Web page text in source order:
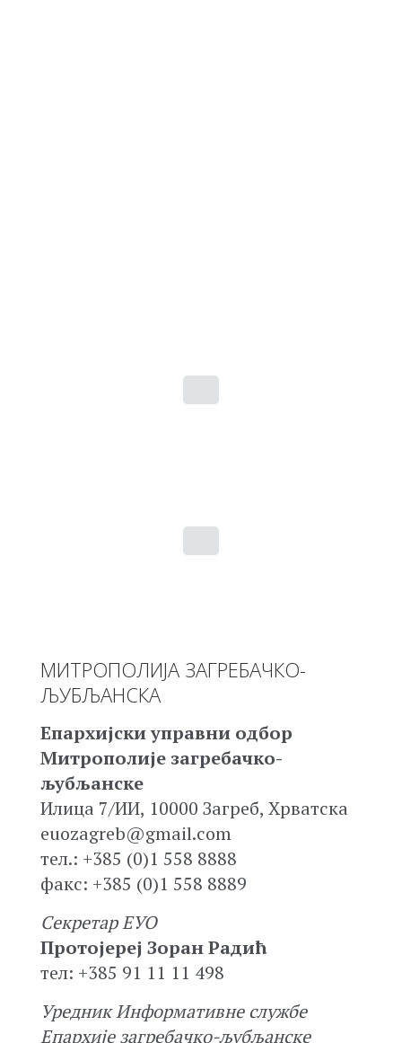
МИТРОПОЛИЈА ЗАГРЕБАЧКО-
ЉУБЉАНСКА
Епархијски управни одбор
Митрополије загребачко-
љубљанске
Илица 7/ИИ, 10000 Загреб, Хрватска
euozagreb@gmail.com
тел.: +385 (0)1 558 8888
факс: +385 (0)1 558 8889
Секретар ЕУО
Протојереј Зоран Радић
тел: +385 91 11 11 498
Уредник Информативне службе
Епархије загребачко-љубљанске